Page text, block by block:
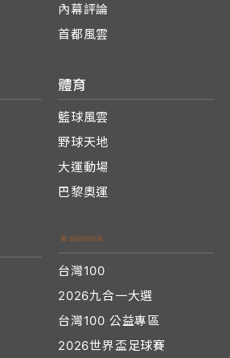
內幕評論
首都風雲
體育
籃球風雲
野球天地
大運動場
巴黎奧運
台灣100
2026九合一大選
台灣100 公益專區
2026世界盃足球賽